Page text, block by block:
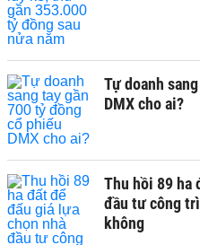
Tự doanh
DMX cho ai?
Thu hồi 89 ha
đầu tư công
không